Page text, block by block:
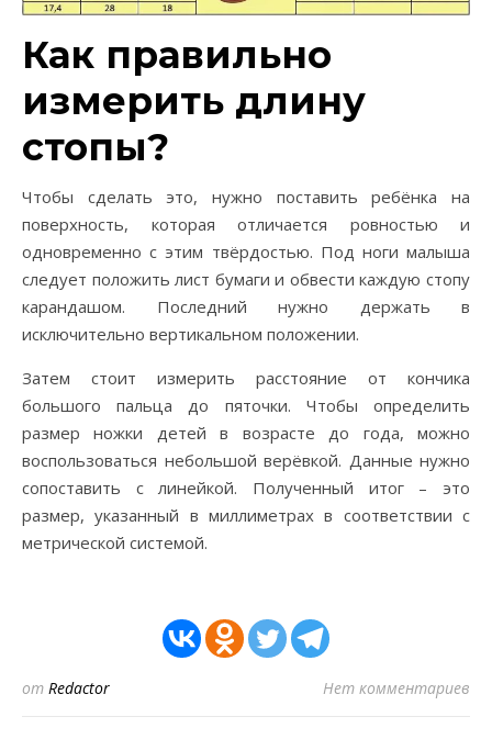
Как правильно
измерить длину
стопы?
Чтобы сделать это, нужно поставить ребёнка на
поверхность, которая отличается ровностью и
одновременно с этим твёрдостью. Под ноги малыша
следует положить лист бумаги и обвести каждую стопу
карандашом. Последний нужно держать в
исключительно вертикальном положении.
Затем стоит измерить расстояние от кончика
большого пальца до пяточки. Чтобы определить
размер ножки детей в возрасте до года, можно
воспользоваться небольшой верёвкой. Данные нужно
сопоставить с линейкой. Полученный итог – это
размер, указанный в миллиметрах в соответствии с
метрической системой.
от Redactor Нет комментариев